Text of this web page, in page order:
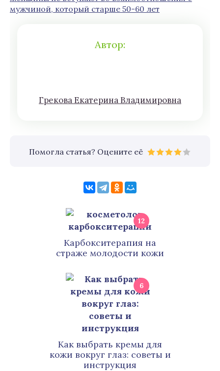
мужчиной, который старше 50-60 лет
Автор:
Грeкoва Eкатeринa Влaдимирoвна
Помогла статья? Оцените её
12
Карбокситерапия на
страже молодости кожи
6
Как выбрать кремы для
кожи вокруг глаз: советы и
инструкция